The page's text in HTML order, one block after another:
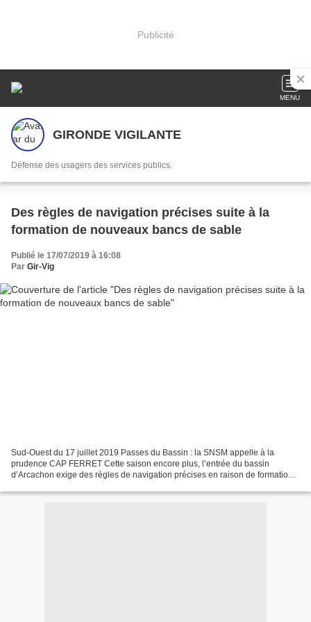
Publicité
MENU
GIRONDE VIGILANTE
Défense des usagers des services publics.
Des règles de navigation précises suite à la
formation de nouveaux bancs de sable
Publié le 17/07/2019 à 16:08
Par Gir-Vig
Sud-Ouest du 17 juillet 2019 Passes du Bassin : la SNSM appelle à la
prudence CAP FERRET Cette saison encore plus, l’entrée du bassin
d’Arcachon exige des règles de navigation précises en raison de formation